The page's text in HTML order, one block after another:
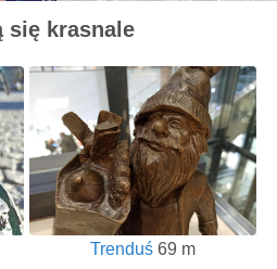
się krasnale
Trenduś69 m